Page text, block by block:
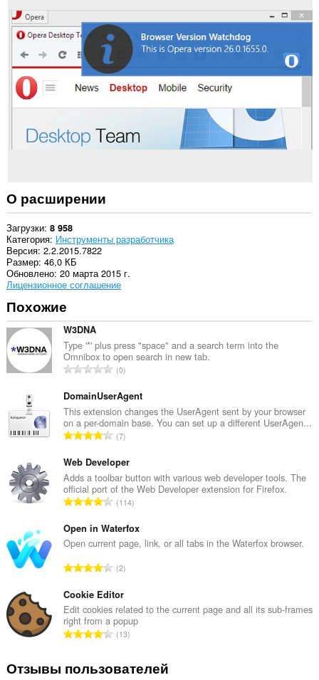
notifications
and
display
them
you
the
system
tray.
О расширении
Загрузки 8 958
Категория Инструменты разработчика
Версия 2.2.2015.7822
Размер 46,0 КБ
Обновлено 20 марта 2015 г.
Лицензионное соглашение
Похожие
W3DNA
Type '*' plus press "space" and a search term into the
Omnibox to open search in new tab.
В
е
г
о
о
е
н
о
к
:
0
DomainUserAgent
This extension changes the UserAgent sent by your browser
on a per-domain base. You can set up a different UserAgen...
В
е
г
о
о
е
н
о
к
:
7
Web Developer
Adds a toolbar button with various web developer tools. The
official port of the Web Developer extension for Firefox.
В
е
г
о
е
н
о
к
114
Open in Waterfox
Open current page, link, or all tabs in the Waterfox browser.
В
е
г
о
о
е
2
Cookie Editor
Edit cookies related to the current page and all its sub-frames
right from a popup
В
г
13
Отзывы пользователей